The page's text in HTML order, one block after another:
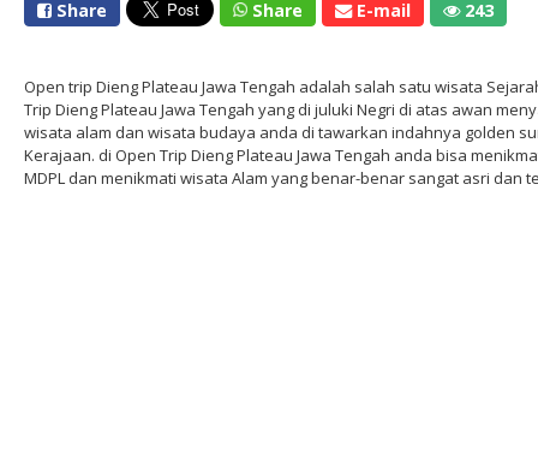
Share Share E-mail 243
Open trip Dieng Plateau Jawa Tengah adalah salah satu wisata
Trip Dieng Plateau Jawa Tengah yang di juluki Negri di atas awan
wisata alam dan wisata budaya anda di tawarkan indahnya golden
Kerajaan. di Open Trip Dieng Plateau Jawa Tengah anda bisa
MDPL dan menikmati wisata Alam yang benar-benar sangat asri dan